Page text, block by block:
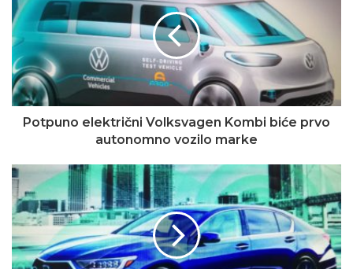
Potpuno električni Volksvagen Kombi biće prvo
autonomno vozilo marke